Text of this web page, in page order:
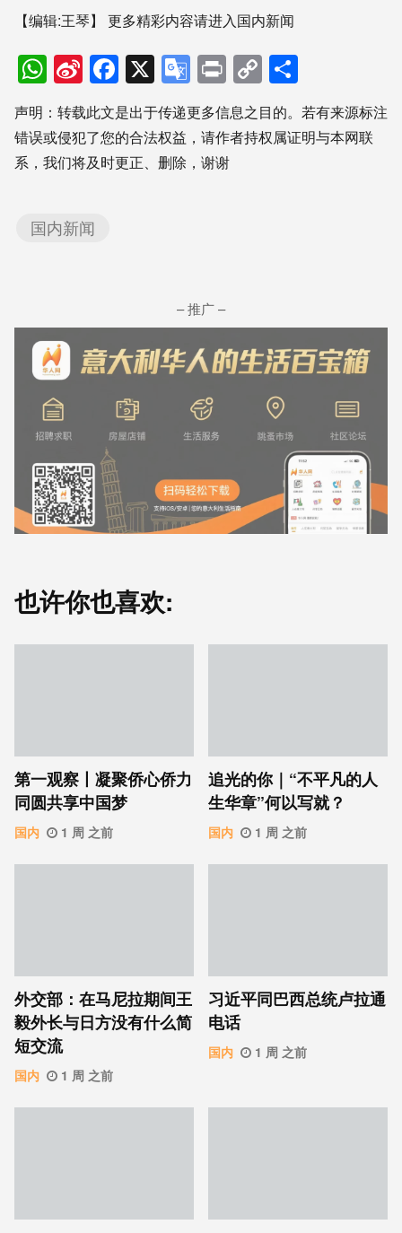
【编辑:王琴】 更多精彩内容请进入国内新闻
WhatsApp
Sina
Weibo
Facebook
X Google
Translate
PrintCopy
Link享
声明：转载此文是出于传递更多信息之目的。若有来源标注
错误或侵犯了您的合法权益，请作者持权属证明与本网联
系，我们将及时更正、删除，谢谢
国内新闻
– 推广 –
也许你也喜欢:
第一观察丨凝聚侨心侨力
同圆共享中国梦
国内 1 周 之前
追光的你｜“不平凡的人
生华章”何以写就？
国内 1 周 之前
外交部：在马尼拉期间王
毅外长与日方没有什么简
短交流
国内 1 周 之前
习近平同巴西总统卢拉通
电话
国内 1 周 之前